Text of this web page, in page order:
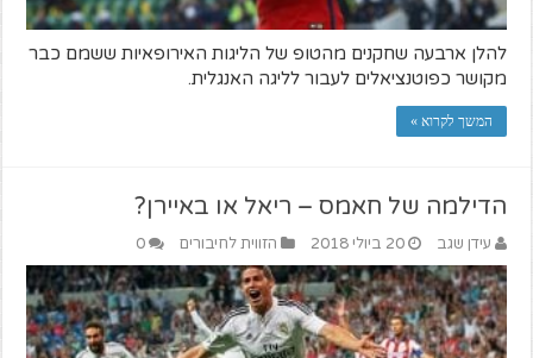
להלן ארבעה שחקנים מהטופ של הליגות האירופאיות ששמם כבר
מקושר כפוטנציאלים לעבור לליגה האנגלית.
המשך לקרוא »
הדילמה של חאמס – ריאל או באיירן?
עידן שגב 20 ביולי 2018 הזווית לחיבורים 0